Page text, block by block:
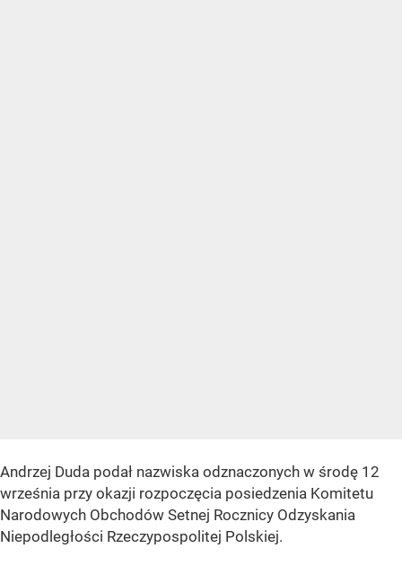
Andrzej Duda podał nazwiska odznaczonych w środę 12
września przy okazji rozpoczęcia posiedzenia Komitetu
Narodowych Obchodów Setnej Rocznicy Odzyskania
Niepodległości Rzeczypospolitej Polskiej.